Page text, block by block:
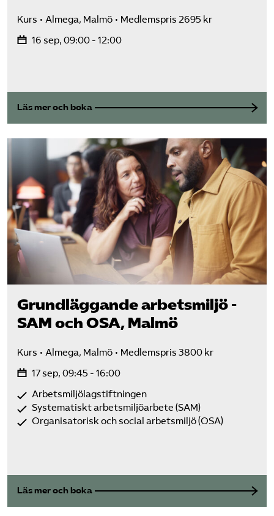
Kurs Almega, Malmö
Medlemspris 2695 kr
16 sep, 09:00 - 12:00
Läs mer och boka
Grundläggande arbetsmiljö -
SAM och OSA, Malmö
Kurs Almega, Malmö
Medlemspris 3800 kr
17 sep, 09:45 - 16:00
Arbetsmiljölagstiftningen
Systematiskt arbetsmiljöarbete (SAM)
Organisatorisk och social arbetsmiljö (OSA)
Läs mer och boka